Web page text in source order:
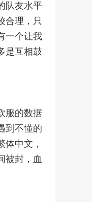
队友水平
合理，只
一个让我
是互相鼓
服的数据
到不懂的
中文，
被封，血